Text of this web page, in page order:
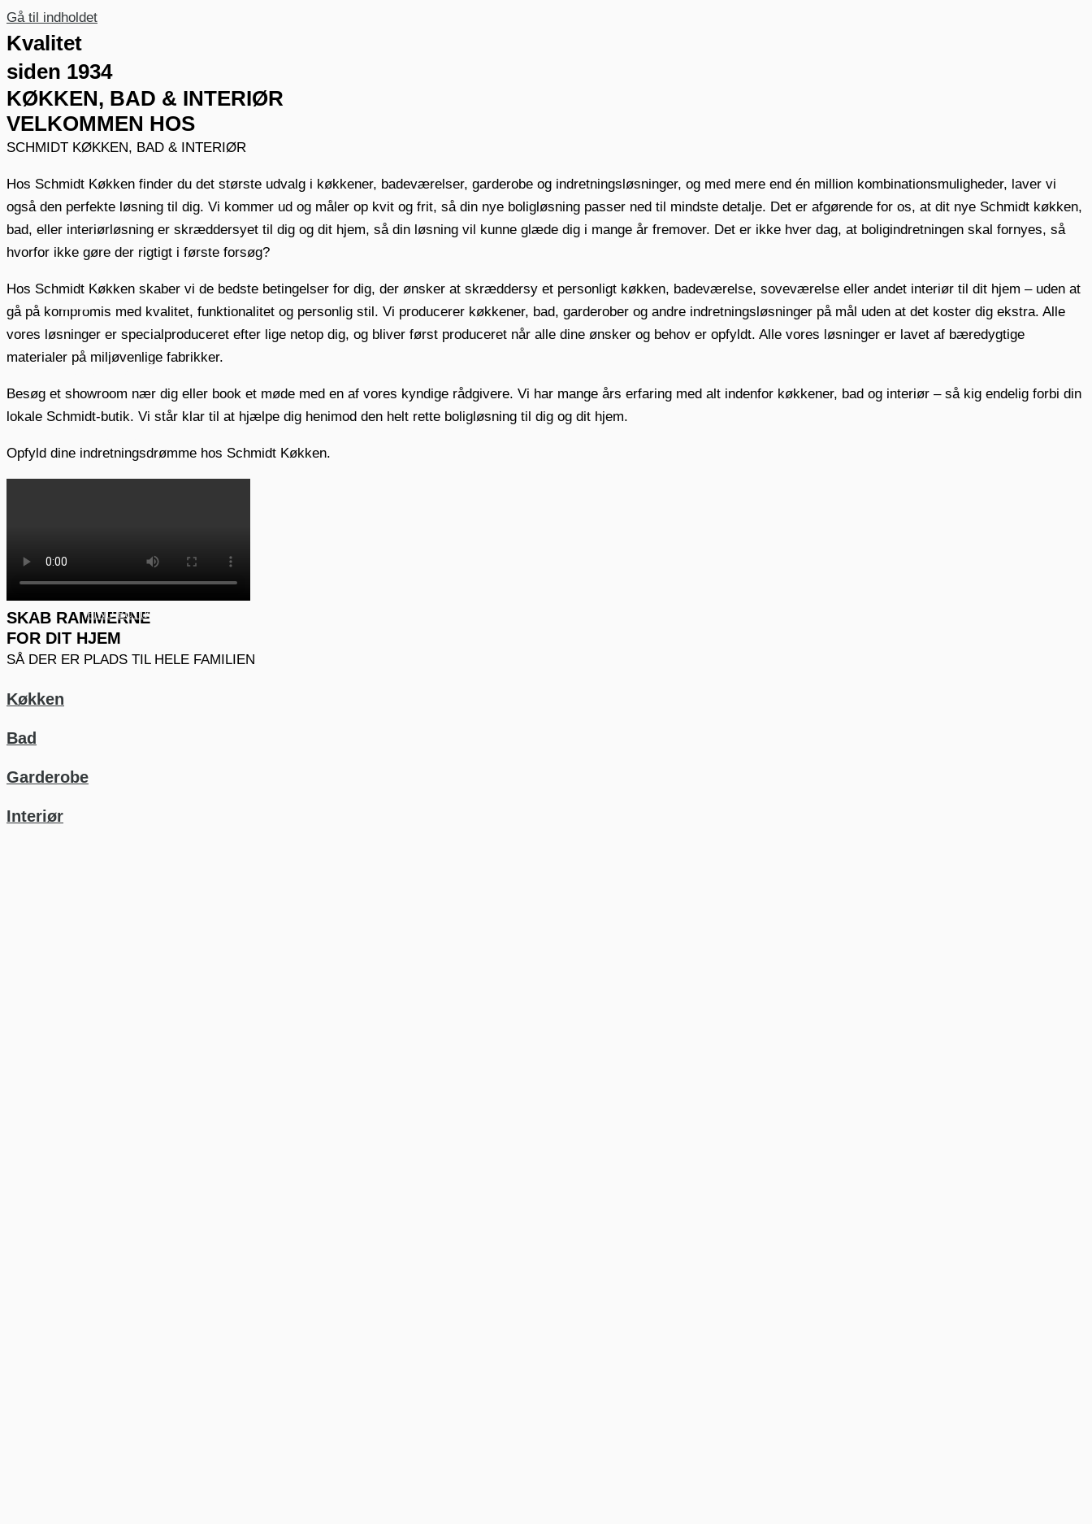
Gå til indholdet
KØKKEN
GARDEROBE
FIND BUTIK
Kvalitet
siden 1934
KØKKEN, BAD & INTERIØR
VELKOMMEN HOS
SCHMIDT KØKKEN, BAD & INTERIØR
Hos Schmidt Køkken finder du det største udvalg i køkkener, badeværelser, garderobe og indretningsløsninger, og med mere end én million kombinationsmuligheder, laver vi
også den perfekte løsning til dig. Vi kommer ud og måler op kvit og frit, så din nye boligløsning passer ned til mindste detalje. Det er afgørende for os, at dit nye Schmidt køkken,
bad, eller interiørløsning er skræddersyet til dig og dit hjem, så din løsning vil kunne glæde dig i mange år fremover. Det er ikke hver dag, at boligindretningen skal fornyes, så
hvorfor ikke gøre der rigtigt i første forsøg?
Hos Schmidt Køkken skaber vi de bedste betingelser for dig, der ønsker at skræddersy et personligt køkken, badeværelse, soveværelse eller andet interiør til dit hjem – uden at
gå på kompromis med kvalitet, funktionalitet og personlig stil. Vi producerer køkkener, bad, garderober og andre indretningsløsninger på mål uden at det koster dig ekstra. Alle
vores løsninger er specialproduceret efter lige netop dig, og bliver først produceret når alle dine ønsker og behov er opfyldt. Alle vores løsninger er lavet af bæredygtige
materialer på miljøvenlige fabrikker.
Besøg et showroom nær dig eller book et møde med en af vores kyndige rådgivere. Vi har mange års erfaring med alt indenfor køkkener, bad og interiør – så kig endelig forbi din
lokale Schmidt-butik. Vi står klar til at hjælpe dig henimod den helt rette boligløsning til dig og dit hjem.
Opfyld dine indretningsdrømme hos Schmidt Køkken.
SKAB RAMMERNE
FOR DIT HJEM
SÅ DER ER PLADS TIL HELE FAMILIEN
Køkken
Bad
Garderobe
Interiør